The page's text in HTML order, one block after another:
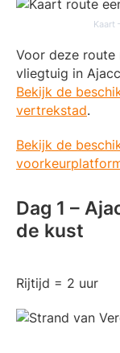
Kaart
Voor deze
vliegtuig in
Bekijk de
vertrekstad.
Bekijk de
Dag 1 –
de kust
Rijtijd = 2 uur